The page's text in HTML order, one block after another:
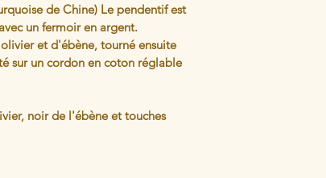
de Chine) Le pendentif est
un fermoir en argent.
et d'ébène, tourné ensuite
sur un cordon en coton réglable
noir de l'ébène et touches